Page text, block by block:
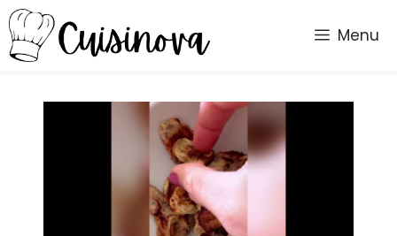
Vai
al
contenuto
Menu